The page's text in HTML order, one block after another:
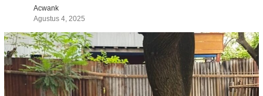
Acwank
Agustus 4, 2025